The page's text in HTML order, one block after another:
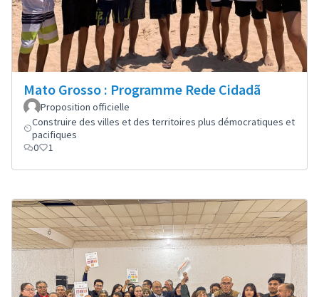
Mato Grosso : Programme Rede Cidadã
Proposition officielle
Construire des villes et des territoires plus démocratiques et
pacifiques
0
1